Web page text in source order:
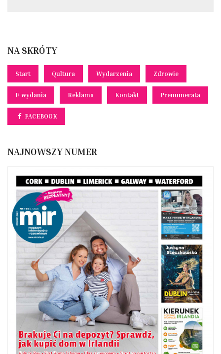
NA SKRÓTY
Start Qultura Wydarzenia Zdrowie
E-wydania Reklama Kontakt Prenumerata
FACEBOOK
NAJNOWSZY NUMER